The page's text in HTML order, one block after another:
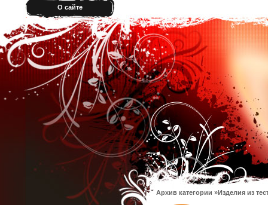
О сайте
Архив категории »Изделия из